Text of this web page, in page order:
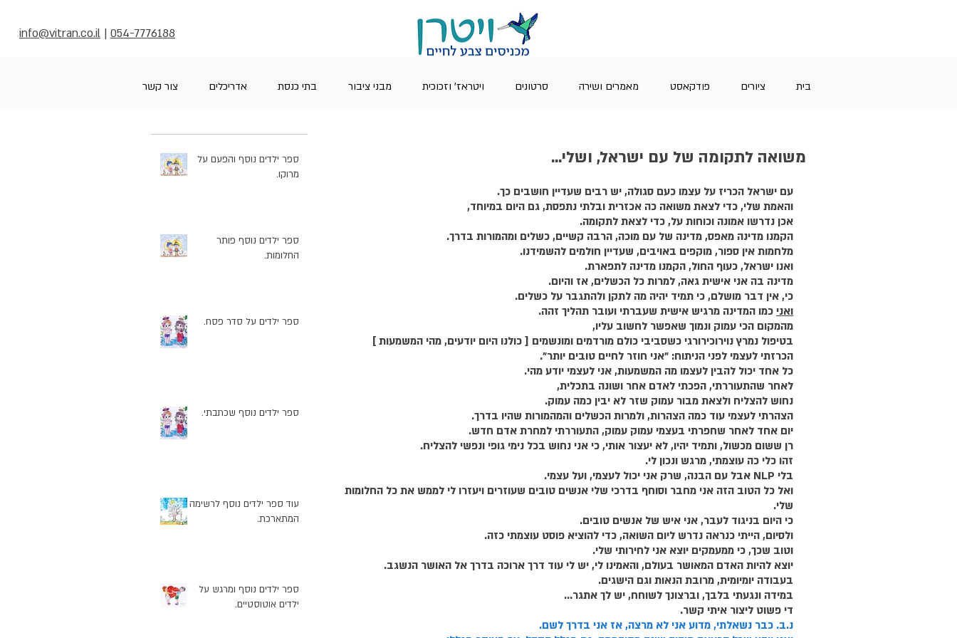
info@vitran.co.il | 054-7776188
בית ציורים פודקאסט מאמרים ושירה סרטונים ויטראז' וזכוכית מבני ציבור בתי כנסת אדריכלים צור קשר
ספר ילדים נוסף והפעם על
מרוקו.
ספר ילדים נוסף פותר
החלומות.
ספר ילדים על סדר פסח.
ספר ילדים נוסף שכתבתי.
עוד ספר ילדים נוסף לרשימה
המתארכת.
ספר ילדים נוסף ומרגש על
ילדים אוטוסטיים.
משואה לתקומה של עם ישראל, ושלי...
עם ישראל הכריז על עצמו כעם סגולה, יש רבים שעדיין חושבים כך.
והאמת שלי, כדי לצאת משואה כה אכזרית ובלתי נתפסת, גם היום במיוחד,
אכן נדרשו אמונה וכוחות על, כדי לצאת לתקומה.
הקמנו מדינה מאפס, מדינה של עם מוכה, הרבה קשיים, כשלים ומהמורות בדרך.
מלחמות אין ספור, מוקפים באויבים, שעדיין חולמים להשמידנו.
ואנו ישראל, כעוף החול, הקמנו מדינה לתפארת.
מדינה בה אני אישית גאה, למרות כל הכשלים, אז והיום.
כי, אין דבר מושלם, כי תמיד יהיה מה לתקן ולהתגבר על כשלים.
ואני כמו המדינה מרגיש אישית שעברתי ועובר תהליך זהה.
מהמקום הכי עמוק ונמוך שאפשר לחשוב עליו,
בטיפול נמרץ נוירוכירורגי כשסביבי כולם מורדמים ומונשמים [ כולנו היום יודעים, מהי המשמעות ]
הכרזתי לעצמי לפני הניתוח: "אני חוזר לחיים טובים יותר".
כל אחד יכול להבין לעצמו מה המשמעות, אני לעצמי יודע מהי.
לאחר שהתעוררתי, הפכתי לאדם אחר ושונה בתכלית,
נחוש להצליח ולצאת מבור עמוק שזר לא יבין כמה עמוק.
הצהרתי לעצמי עוד כמה הצהרות, ולמרות הכשלים והמהמורות שהיו בדרך.
יום אחד לאחר שחפרתי בעצמי עמוק עמוק, התעוררתי למחרת אדם חדש.
רן ששום מכשול, ותמיד יהיו, לא יעצור אותי, כי אני נחוש בכל נימי גופי ונפשי להצליח.
זהו כלי כה עוצמתי, מרגש ונכון לי.
בלי NLP אבל עם הבנה, שרק אני יכול לעצמי, ועל עצמי.
ואל כל הטוב הזה אני מחבר וסוחף בדרכי שלי אנשים טובים שעוזרים ויעזרו לי לממש את כל החלומות
שלי.
כי היום בניגוד לעבר, אני איש של אנשים טובים.
ולסיום, הייתי כנראה נדרש ליום השואה, כדי להוציא פוסט עוצמתי כזה.
וטוב שכך, כי ממעמקים יוצא אני לחירותי שלי.
יוצא להיות האדם המאושר בעולם, והאמינו לי, יש לי עוד דרך ארוכה בדרך אל האושר הנשגב.
בעבודה יומיומית, מרובת הנאות וגם הישגים.
במידה ונגעתי בלבך, וברצונך לשוחח, יש לך אתגר...
די פשוט ליצור איתי קשר.
נ.ב. כבר נשאלתי, מדוע אני לא מרצה, אז אני בדרך לשם.